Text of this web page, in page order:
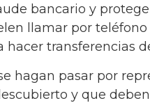
bancario y
llamar por teléfono
transferencias
hagan pasar por
y que